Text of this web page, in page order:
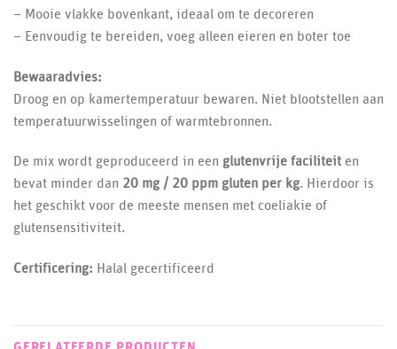
– Mooie vlakke bovenkant, ideaal om te decoreren
– Eenvoudig te bereiden, voeg alleen eieren en boter toe
Bewaaradvies:
Droog en op kamertemperatuur bewaren. Niet blootstellen aan
temperatuurwisselingen of warmtebronnen.
De mix wordt geproduceerd in een glutenvrije faciliteit en
bevat minder dan 20 mg / 20 ppm gluten per kg. Hierdoor is
het geschikt voor de meeste mensen met coeliakie of
glutensensitiviteit.
Certificering: Halal gecertificeerd